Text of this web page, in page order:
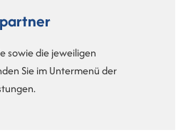
sowie die jeweiligen
Sie im Untermenü der